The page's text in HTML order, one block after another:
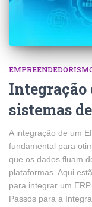
Integração
sistemas
A integração de um
fundamental para
que os dados fluam
plataformas. Aqui
para integrar um
Passos para a